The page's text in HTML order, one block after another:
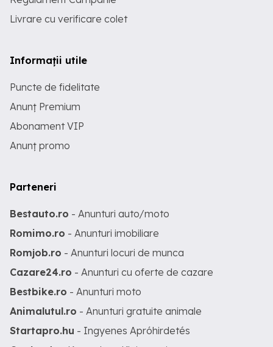
Livrare cu verificare colet
Informații utile
Puncte de fidelitate
Anunț Premium
Abonament VIP
Anunț promo
Parteneri
Bestauto.ro - Anunturi auto/moto
Romimo.ro - Anunturi imobiliare
Romjob.ro - Anunturi locuri de munca
Cazare24.ro - Anunturi cu oferte de cazare
Bestbike.ro - Anunturi moto
Animalutul.ro - Anunturi gratuite animale
Startapro.hu - Ingyenes Apróhirdetés